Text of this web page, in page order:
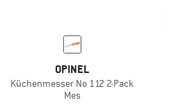
OPINEL
Küchenmesser No 112 2-Pack
Mes